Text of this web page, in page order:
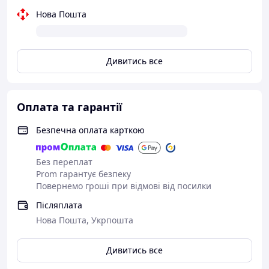
Нова Пошта
Дивитись все
Оплата та гарантії
Безпечна оплата карткою
Без переплат
Prom гарантує безпеку
Повернемо гроші при відмові від посилки
Післяплата
Нова Пошта, Укрпошта
Дивитись все